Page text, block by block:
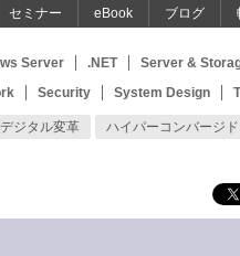
セミナー eBook ブログ
Server .NET
Server &
Security System Design
ジタル変革 ハイパーコンバージド